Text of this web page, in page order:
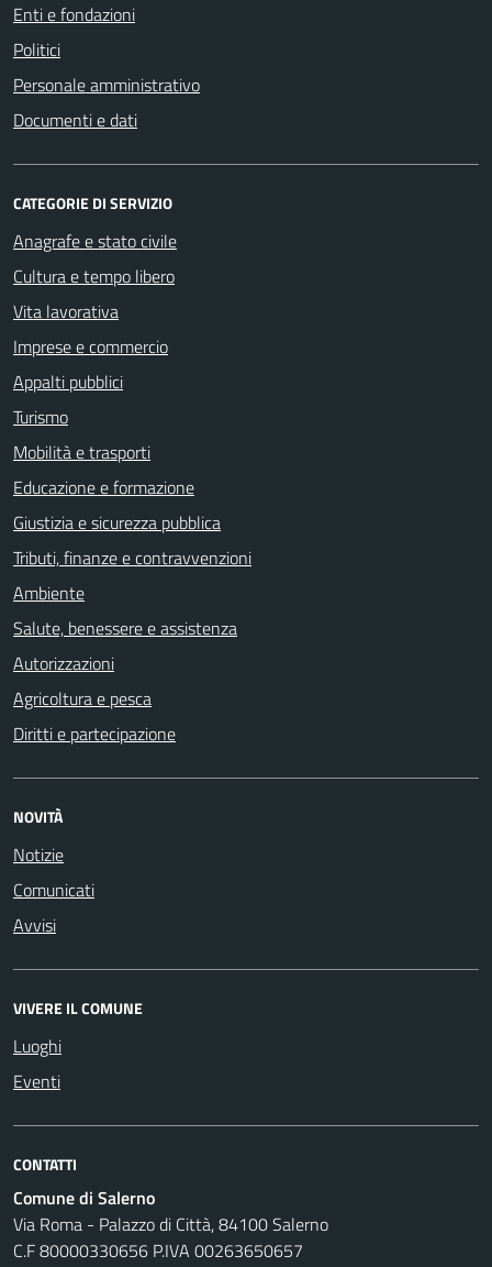
Enti e fondazioni
Politici
Personale amministrativo
Documenti e dati
CATEGORIE DI SERVIZIO
Anagrafe e stato civile
Cultura e tempo libero
Vita lavorativa
Imprese e commercio
Appalti pubblici
Turismo
Mobilità e trasporti
Educazione e formazione
Giustizia e sicurezza pubblica
Tributi, finanze e contravvenzioni
Ambiente
Salute, benessere e assistenza
Autorizzazioni
Agricoltura e pesca
Diritti e partecipazione
NOVITÀ
Notizie
Comunicati
Avvisi
VIVERE IL COMUNE
Luoghi
Eventi
CONTATTI
Comune di Salerno
Via Roma - Palazzo di Città, 84100 Salerno
C.F 80000330656 P.IVA 00263650657